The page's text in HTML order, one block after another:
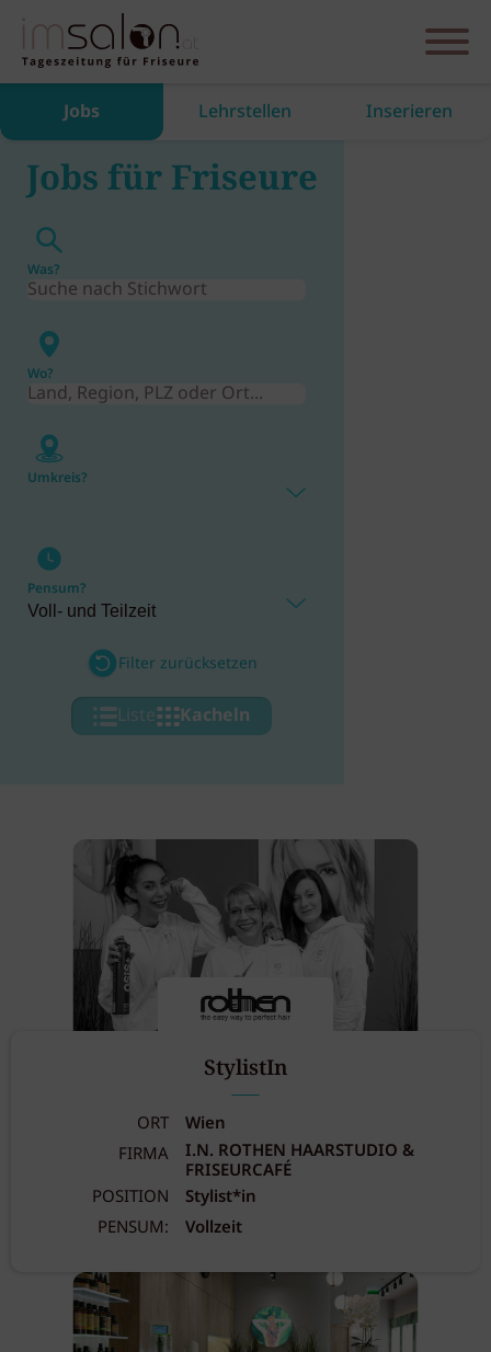
Jobs Lehrstellen Inserieren
Jobs für Friseure
Was?
Wo?
Umkreis?
Pensum?
Filter zurücksetzen
Liste Kacheln
StylistIn
ORT
Wien
FIRMA
I.N. ROTHEN HAARSTUDIO &
FRISEURCAFÉ
POSITION
Stylist*in
PENSUM:
Vollzeit